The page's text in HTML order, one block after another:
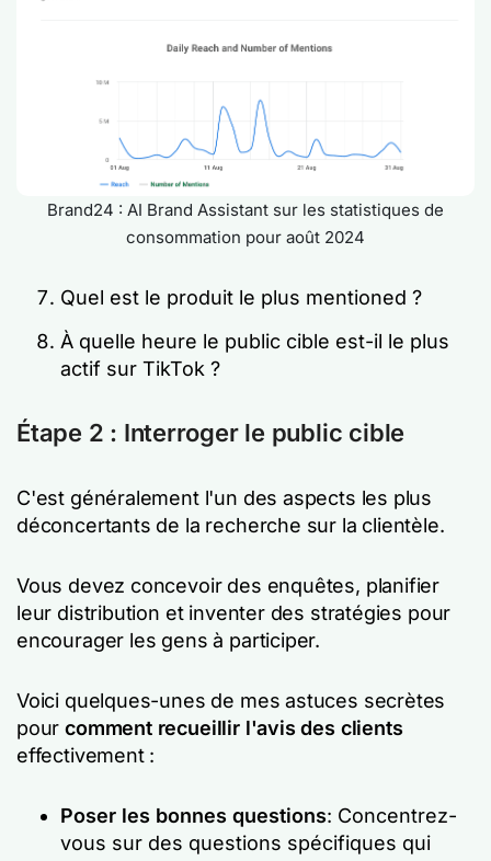
Brand24 : AI Brand Assistant sur les statistiques de
consommation pour août 2024
Quel est le produit le plus mentioned ?
À quelle heure le public cible est-il le plus
actif sur TikTok ?
Étape 2 : Interroger le public cible
C'est généralement l'un des aspects les plus
déconcertants de la recherche sur la clientèle.
Vous devez concevoir des enquêtes, planifier
leur distribution et inventer des stratégies pour
encourager les gens à participer.
Voici quelques-unes de mes astuces secrètes
pourcomment recueillir l'avis des clients
effectivement :
Poser les bonnes questions: Concentrez-
vous sur des questions spécifiques qui